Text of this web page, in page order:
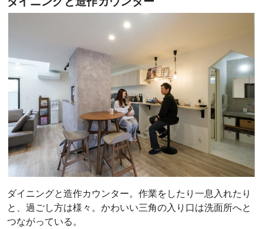
ダイニングと造作カウンター。作業をしたり一息入れたり
と、過ごし方は様々。かわいい三角の入り口は洗面所へと
つながっている。